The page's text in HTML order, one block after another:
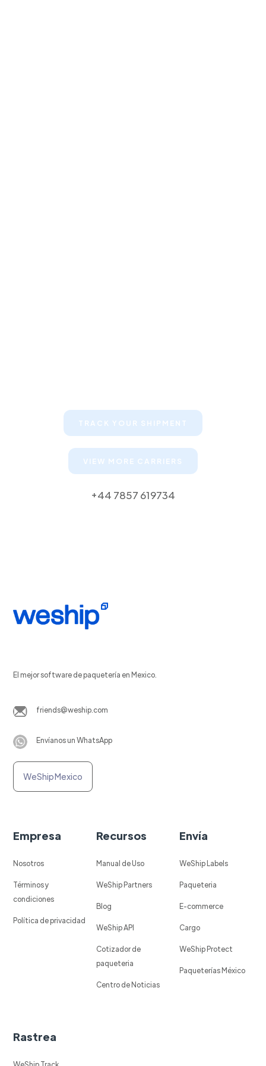
TRACK YOUR SHIPMENT
VIEW MORE CARRIERS
+44 7857 619734
El mejor software de paquetería en Mexico.
friends@weship.com
Envíanos un WhatsApp
WeShip Mexico
Empresa
Nosotros
Términos y
condiciones
Política de privacidad
Recursos
Manual de Uso
WeShip Partners
Blog
WeShip API
Cotizador de
paqueteria
Centro de Noticias
Envía
WeShip Labels
Paqueteria
E-commerce
Cargo
WeShip Protect
Paqueterías México
Rastrea